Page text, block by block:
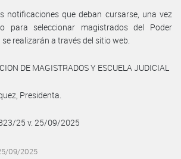
notificaciones que deban cursarse, una vez
para seleccionar magistrados del Poder
realizarán a través del sitio web.
DE MAGISTRADOS Y ESCUELA JUDICIAL
Presidenta.
25 v. 25/09/2025
09/2025